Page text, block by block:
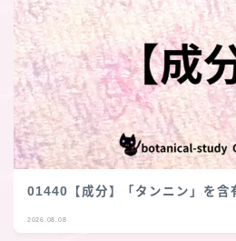
01440【成分】「タンニン」を含
2026.08.08